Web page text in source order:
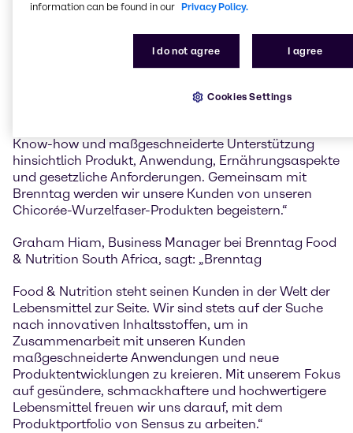
Michiel Pronk, Sales Manager bei Sensus,
& Nutrition im südafrikanischen Lebensmittelmarkt
und sein Know-how bieten eine hervorragende
Lebensmittelrezepte mit Sensus Frutafit® Inulin und
Know-how und maßgeschneiderte Unterstützung
hinsichtlich Produkt, Anwendung, Ernährungsaspekte
und gesetzliche Anforderungen. Gemeinsam mit
Brenntag werden wir unsere Kunden von unseren
Chicorée-Wurzelfaser-Produkten begeistern.“
Graham Hiam, Business Manager bei Brenntag Food
& Nutrition South Africa, sagt: „Brenntag
Food & Nutrition steht seinen Kunden in der Welt der
Lebensmittel zur Seite. Wir sind stets auf der Suche
nach innovativen Inhaltsstoffen, um in
Zusammenarbeit mit unseren Kunden
maßgeschneiderte Anwendungen und neue
Produktentwicklungen zu kreieren. Mit unserem Fokus
auf gesündere, schmackhaftere und hochwertigere
Lebensmittel freuen wir uns darauf, mit dem
Produktportfolio von Sensus zu arbeiten.“
information can be found in our Privacy Policy.
I do not agree I agree
Cookies Settings